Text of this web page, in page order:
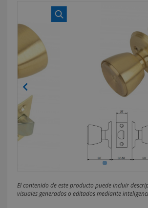
El contenido de este producto puede incluir
visuales generados o editados mediante